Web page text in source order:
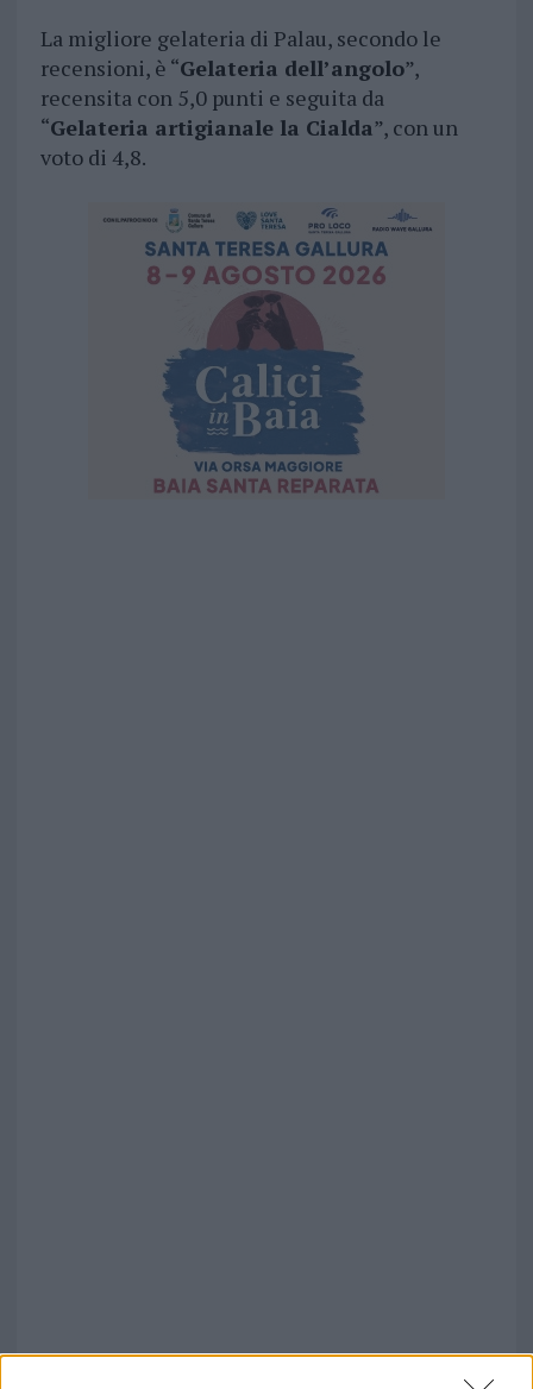
La migliore gelateria di Palau, secondo le
recensioni, è “Gelateria dell’angolo”,
recensita con 5,0 punti e seguita da
“Gelateria artigianale la Cialda”, con un
voto di 4,8.